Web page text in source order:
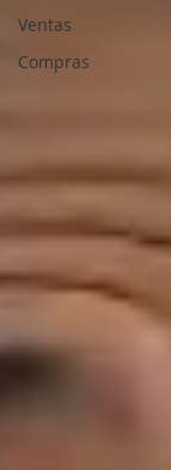
Ventas
Compras